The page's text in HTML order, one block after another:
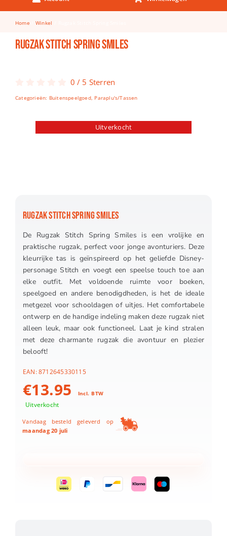
Keuken & Tafelen
Kinderfietsen
Knutselen
Spellen
Puzzels
Home Winkel
Rugzak Stitch Spring Smiles
0 / 5 Sterren
Categorieën: Buitenspeelgoed, Paraplu's/Tassen
Uitverkocht
RUGZAK STITCH SPRING SMILES
De Rugzak Stitch Spring Smiles is een vrolijke en
praktische rugzak, perfect voor jonge avonturiers. Deze
kleurrijke tas is geïnspireerd op het geliefde Disney-
personage Stitch en voegt een speelse touch toe aan
elke outfit. Met voldoende ruimte voor boeken,
speelgoed en andere benodigdheden, is het de ideale
metgezel voor schooldagen of uitjes. Het comfortabele
ontwerp en de handige indeling maken deze rugzak niet
alleen leuk, maar ook functioneel. Laat je kind stralen
met deze charmante rugzak die avontuur en plezier
belooft!
EAN:8712645330115
€13.95 Incl. BTW
Uitverkocht
Vandaag besteld geleverd op
maandag 20 juli